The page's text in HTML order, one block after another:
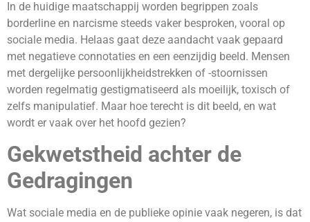
In de huidige maatschappij worden begrippen zoals
borderline en narcisme steeds vaker besproken, vooral op
sociale media. Helaas gaat deze aandacht vaak gepaard
met negatieve connotaties en een eenzijdig beeld. Mensen
met dergelijke persoonlijkheidstrekken of -stoornissen
worden regelmatig gestigmatiseerd als moeilijk, toxisch of
zelfs manipulatief. Maar hoe terecht is dit beeld, en wat
wordt er vaak over het hoofd gezien?
Gekwetstheid achter de
Gedragingen
Wat sociale media en de publieke opinie vaak negeren, is dat